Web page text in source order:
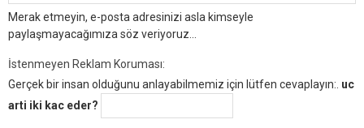
Merak etmeyin, e-posta adresinizi asla kimseyle
paylaşmayacağımıza söz veriyoruz...
İstenmeyen Reklam Koruması:
Gerçek bir insan olduğunu anlayabilmemiz için lütfen cevaplayın:. uc
arti iki kac eder?